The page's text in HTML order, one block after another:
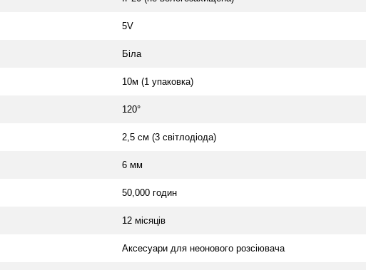
5V
Біла
10м (1 упаковка)
120°
2,5 см (3 світлодіода)
6 мм
50,000 годин
12 місяців
Аксесуари для неонового розсіювача